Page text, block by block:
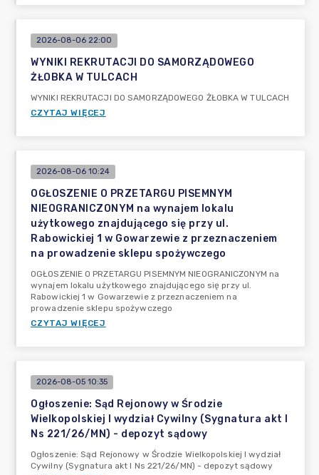
2026-08-06 22:00
WYNIKI REKRUTACJI DO SAMORZĄDOWEGO
ŻŁOBKA W TULCACH
WYNIKI REKRUTACJI DO SAMORZĄDOWEGO ŻŁOBKA W TULCACH
CZYTAJ WIĘCEJ
2026-08-06 10:24
OGŁOSZENIE O PRZETARGU PISEMNYM
NIEOGRANICZONYM na wynajem lokalu
użytkowego znajdującego się przy ul.
Rabowickiej 1 w Gowarzewie z przeznaczeniem
na prowadzenie sklepu spożywczego
OGŁOSZENIE O PRZETARGU PISEMNYM NIEOGRANICZONYM na
wynajem lokalu użytkowego znajdującego się przy ul.
Rabowickiej 1 w Gowarzewie z przeznaczeniem na
prowadzenie sklepu spożywczego
CZYTAJ WIĘCEJ
2026-08-05 10:35
Ogłoszenie: Sąd Rejonowy w Środzie
Wielkopolskiej I wydział Cywilny (Sygnatura akt I
Ns 221/26/MN) - depozyt sądowy
Ogłoszenie: Sąd Rejonowy w Środzie Wielkopolskiej I wydział
Cywilny (Sygnatura akt I Ns 221/26/MN) - depozyt sądowy